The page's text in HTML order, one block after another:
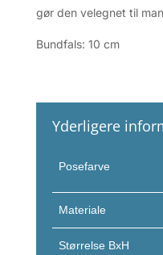
gør den velegnet til
Bundfals: 10 cm
Yderligere
Posefarve
Materiale
Størrelse BxH